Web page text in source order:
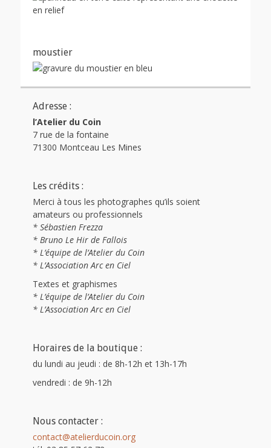
moustier
Adresse :
l’Atelier du Coin
7 rue de la fontaine
71300 Montceau Les Mines
Les crédits :
Merci à tous les photographes qu’ils soient
amateurs ou professionnels
* Sébastien Frezza
* Bruno Le Hir de Fallois
* L’équipe de l’Atelier du Coin
* L’Association Arc en Ciel
Textes et graphismes
* L’équipe de l’Atelier du Coin
* L’Association Arc en Ciel
Horaires de la boutique :
du lundi au jeudi : de 8h-12h et 13h-17h
vendredi : de 9h-12h
Nous contacter :
contact@atelierducoin.org